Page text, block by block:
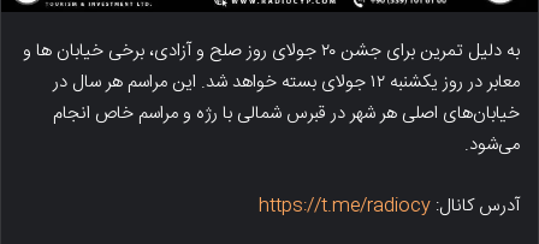
به دلیل تمرین برای جشن ۲۰ جولای روز صلح و آزادی، برخی خیابان ها و
معابر در روز یکشنبه ۱۲ جولای بسته خواهد شد. این مراسم هر سال در
خیابان‌های اصلی هر شهر در قبرس شمالی با رژه و مراسم خاص انجام
می‌شود.
آدرس کانال: https://t.me/radiocy